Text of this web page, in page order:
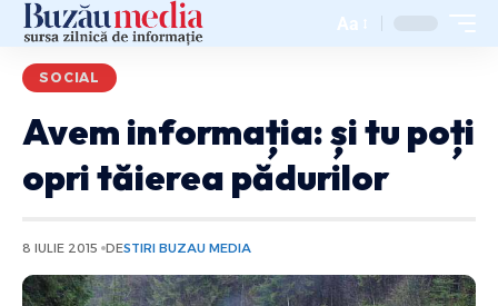
Aa
SOCIAL
Avem informația: și tu poți
opri tăierea pădurilor
8 IULIE 2015 DESTIRI BUZAU MEDIA